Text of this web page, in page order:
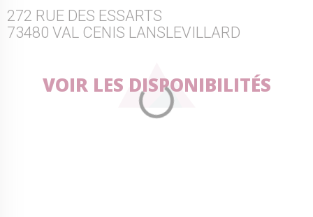
Bessans
272 RUE DES ESSARTS
73480 VAL CENIS LANSLEVILLARD
VOIR LES DISPONIBILITÉS